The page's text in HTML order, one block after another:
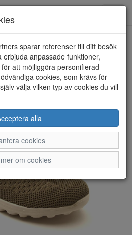
sparar referenser till ditt besök
anpassade funktioner,
att möjliggöra personifierad
cookies, som krävs för
välja vilken typ av cookies du vill
alla
cookies
om cookies